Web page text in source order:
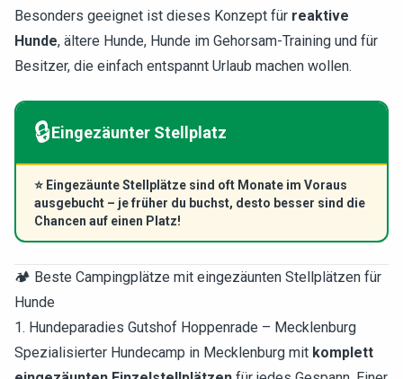
Besonders geeignet ist dieses Konzept für reaktive
Hunde, ältere Hunde, Hunde im Gehorsam-Training und für
Besitzer, die einfach entspannt Urlaub machen wollen.
🔒Eingezäunter Stellplatz
⭐ Eingezäunte Stellplätze sind oft Monate im Voraus
ausgebucht – je früher du buchst, desto besser sind die
Chancen auf einen Platz!
🏕️ Beste Campingplätze mit eingezäunten Stellplätzen für
Hunde
1. Hundeparadies Gutshof Hoppenrade – Mecklenburg
Spezialisierter Hundecamp in Mecklenburg mit komplett